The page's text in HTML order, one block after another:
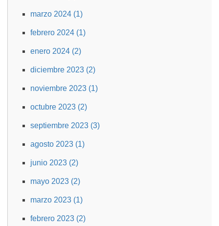
marzo 2024 (1)
febrero 2024 (1)
enero 2024 (2)
diciembre 2023 (2)
noviembre 2023 (1)
octubre 2023 (2)
septiembre 2023 (3)
agosto 2023 (1)
junio 2023 (2)
mayo 2023 (2)
marzo 2023 (1)
febrero 2023 (2)